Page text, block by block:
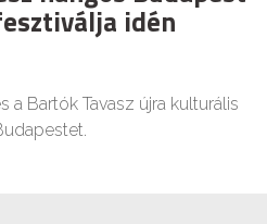
idén
a Bartók Tavasz újra kulturális